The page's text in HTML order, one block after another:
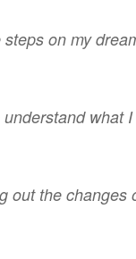
on my
what
out the changes